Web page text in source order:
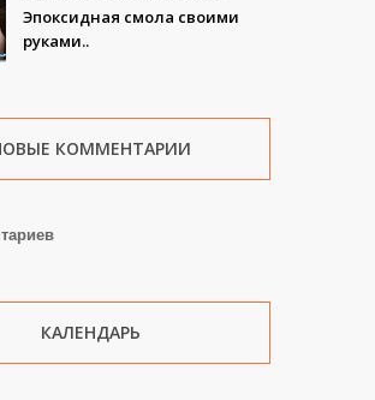
Эпоксидная смола своими
руками..
КОММЕНТАРИИ
КАЛЕНДАРЬ